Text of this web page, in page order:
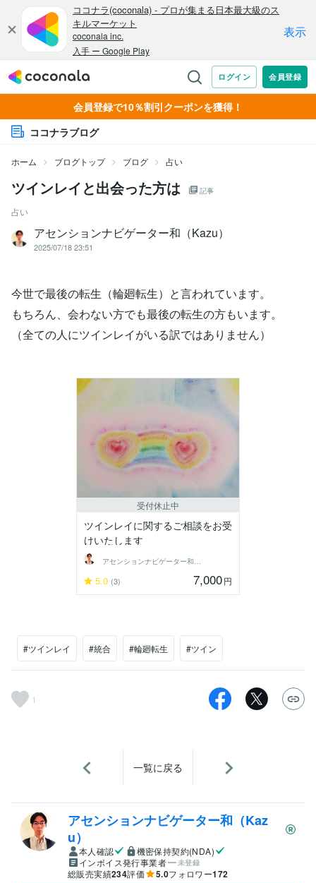
会員登録で10％割引クーポンを獲得！
ココナラブログ
ホーム ブログトップ ブログ 占い
ツインレイと出会った方は 記事
占い
アセンションナビゲーター和（Kazu）
2025/07/18 23:51
今世で最後の転生（輪廻転生）と言われています。
もちろん、会わない方でも最後の転生の方もいます。
（全ての人にツインレイがいる訳ではありません）
受付休止中
ツインレイに関するご相談をお受
けいたします
アセンションナビゲーター和（Kazu）
5.0 (3) 7,000円
#ツインレイ #統合 #輪廻転生 #ツイン
1
一覧に戻る
アセンションナビゲーター和（Kaz
u）
本人確認
機密保持契約(NDA)
インボイス発行事業者
未登録
総販売実績234評価 5.0フォロワー172